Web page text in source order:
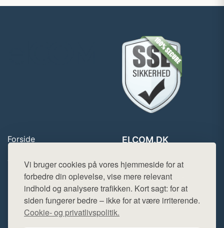
Vi bruger cookies på vores hjemmeside for at
forbedre din oplevelse, vise mere relevant
indhold og analysere trafikken. Kort sagt: for at
siden fungerer bedre – ikke for at være irriterende.
Cookie- og privatlivspolitik.
Forside
Top Rabatter
Blog
Kontakt
ELCOM.DK
Mail: hej@want.dk
Cookie- og privatlivspolitik